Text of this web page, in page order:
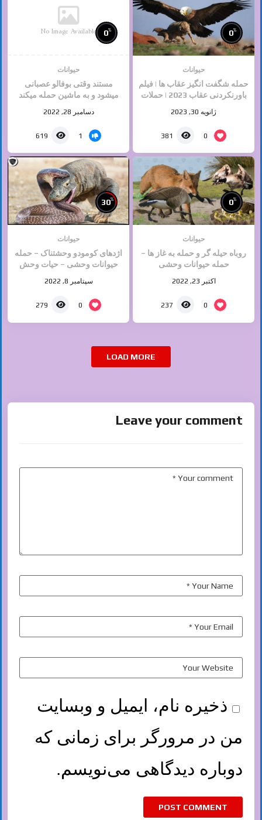
0%
حیوانات
حمله شگفت انگیز عقاب ها | فیلم
باورنکردنی عقاب 2023 | حملات
ژانویه 30, 2023
0
381
No Image Available 0%
حیوانات
مستند وقتی بوفالو عصبانی
میشود و به ماشین حمله میکند
دسامبر 28, 2022
1
619
0%
حیوانات
روباه حیله گر و حمله به غاز ها –
حمله حیوانات وحشی
اکتبر 23, 2022
0
237
30%
حیوانات
اژدهای کومودو وحشتناک – حمله
حیوانات وحشی – حیات وحش
سپتامبر 8, 2022
0
279
LOAD MORE
Leave your comment
ذخیره نام، ایمیل و وبسایت
من در مرورگر برای زمانی که
دوباره دیدگاهی می‌نویسم.